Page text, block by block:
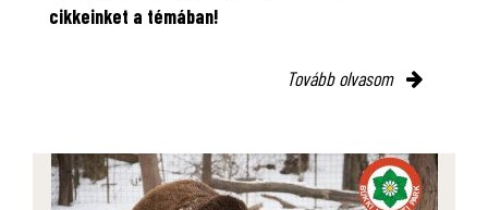
cikkeinket a témában!
Tovább olvasom